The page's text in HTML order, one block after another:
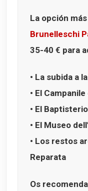
La opción
Brunelleschi
35-40 € para
• La subida a la
• El
• El Baptisterio
• El Museo
• Los restos
Reparata
Os